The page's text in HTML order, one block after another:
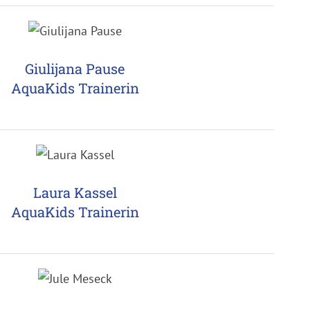
Giulijana Pause
AquaKids Trainerin
Laura Kassel
AquaKids Trainerin